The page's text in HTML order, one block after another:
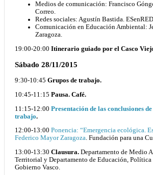
Medios de comunicación: Francisco
Correo.
Redes sociales: Agustín Bastida.
Comunicación en Educación Ambiental:
Zaragoza.
19:00-20:00 Itinerario guiado por el Casco
Sábado 28/11/2015
9:30-10:45 Grupos de trabajo.
10:45-11:15 Pausa. Café.
11:15-12:00 Presentación de las conclusiones
trabajo.
12:00-13:00 Ponencia: “Emergencia ecológica.
Federico Mayor Zaragoza. Fundación para una
13:00-13:30 Clausura. Departamento de Medio
Territorial y Departamento de Educación,
Gobierno Vasco.